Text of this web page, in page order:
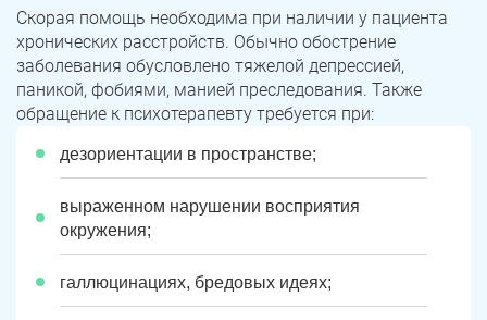
Скорая помощь необходима при наличии у пациента
хронических расстройств. Обычно обострение
заболевания обусловлено тяжелой депрессией,
паникой, фобиями, манией преследования. Также
обращение к психотерапевту требуется при:
дезориентации в пространстве;
выраженном нарушении восприятия
окружения;
галлюцинациях, бредовых идеях;